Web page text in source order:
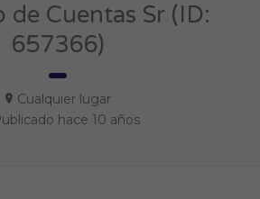
de Cuentas Sr (ID:
657366)
Cualquier lugar
hace 10 años